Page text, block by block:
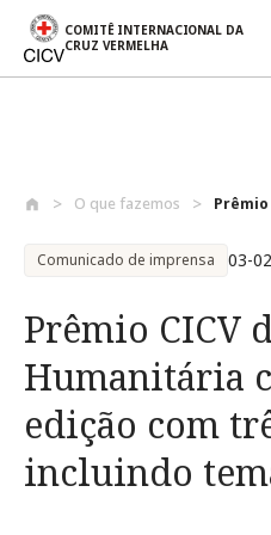
COMITÊ INTERNACIONAL DA
CRUZ VERMELHA
O que fazemos
Comunicado de imprensa 03-
Prêmio CICV
Humanitária
edição com
incluindo